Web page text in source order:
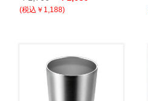
(税込￥1,188)